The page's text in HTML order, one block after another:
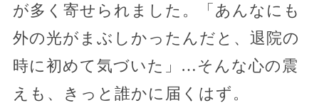
が多く寄せられました。「あんなにも
外の光がまぶしかったんだと、退院の
時に初めて気づいた」…そんな心の震
えも、きっと誰かに届くはず。